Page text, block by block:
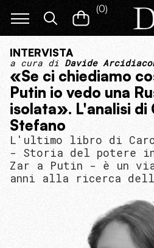
(0)
INTERVISTA
a cura di Davide
«Se ci chiediamo
Putin io vedo una
isolata». L'analisi di
Stefano
L'ultimo libro di
- Storia del potere
Zar a Putin - è un
anni alla ricerca